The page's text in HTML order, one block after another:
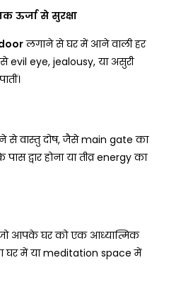
ऊर्जा से सुरक्षा
लगाने से घर में आने वाली हर
evil eye, jealousy, या असुरी
से वास्तु दोष, जैसे main gate का
द्वार होना या तीव्र energy का
जो आपके घर को एक आध्यात्मिक
घर में या meditation space में